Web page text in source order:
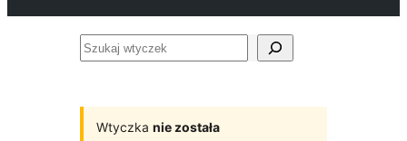
Szukaj
Wtyczka nie została